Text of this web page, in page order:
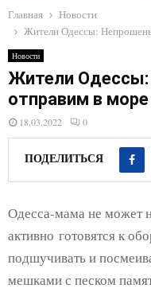
Y
M
E
N
Главная
Новости
Жители Одессы:
Новости
Жители Одессы:
отправим в
18.03.2022 0
ПОДЕЛИТЬСЯ
Одесса-мама не может
активно готовятся к
подшучивать и
мешками с песком